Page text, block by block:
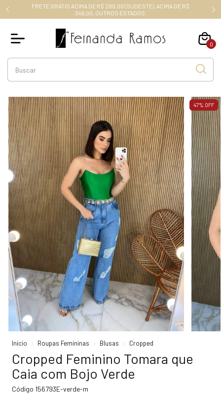
FRETE GRÁTIS ACIMA DE R$ 289,00 (SUDESTE), ACIMA DE R$
349,00, OUTROS ESTADOS.
0
47% OFF
Início Roupas Femininas Blusas Cropped
Cropped Feminino Tomara que
Caia com Bojo Verde
Código 156793E-verde-m